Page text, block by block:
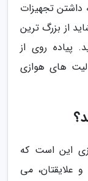
داشتن تجهیزات
از بزرگ ترین
پیاده روی از
های هوازی
این است که
و علایقتان، می